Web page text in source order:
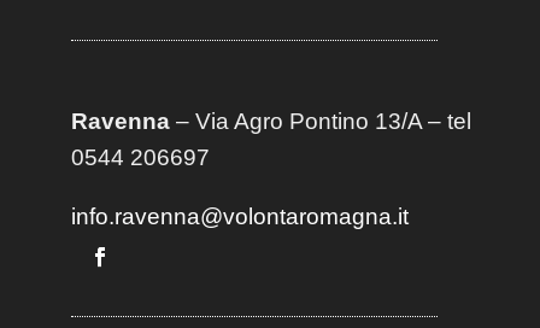
Ravenna– Via Agro Pontino 13/A– tel
0544 206697
info.ravenna@volontaromagna.it